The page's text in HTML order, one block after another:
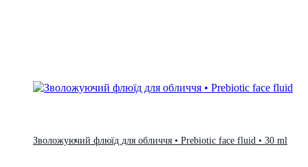
Зволожуючий флюїд для обличчя • Prebiotic face fluid • 30 ml